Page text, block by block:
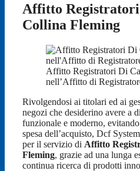
Affitto Registratori
Collina Fleming
Affitto Registratori Di
nell’Affitto di
Rivolgendosi ai titolari ed ai
negozi che desiderino avere a
funzionale e moderno,
spesa dell’acquisto, Dcf
per il servizio di Affitto
Fleming, grazie ad una lunga
continua ricerca di prodotti